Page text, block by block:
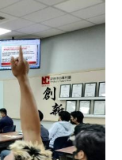
中大家都聚精會
大家收穫豐富，
學生，外籍學
異狀，要立即撥
親人最掛心的一
大家的自我保護
安安，學成後能